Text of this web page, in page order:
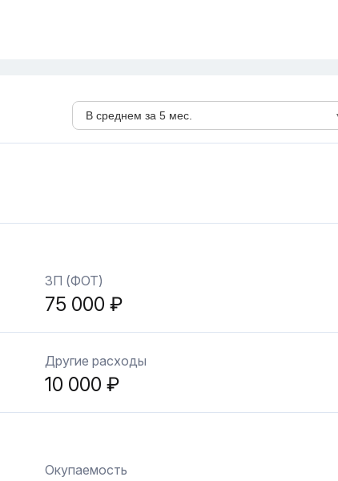
ЗП (ФОТ)
75 000 ₽
Другие расходы
10 000 ₽
Окупаемость